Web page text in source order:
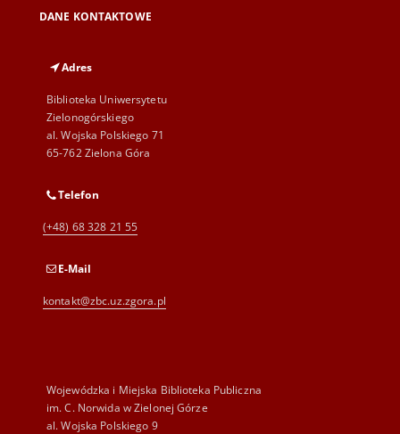
DANE KONTAKTOWE
Adres
Biblioteka Uniwersytetu
Zielonogórskiego
al. Wojska Polskiego 71
65-762 Zielona Góra
Telefon
(+48) 68 328 21 55
E-Mail
kontakt@zbc.uz.zgora.pl
Wojewódzka i Miejska Biblioteka Publiczna
im. C. Norwida w Zielonej Górze
al. Wojska Polskiego 9